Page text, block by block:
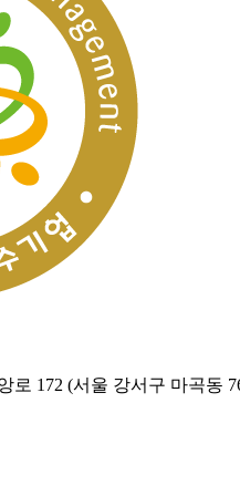
로 172 (서울 강서구 마곡동